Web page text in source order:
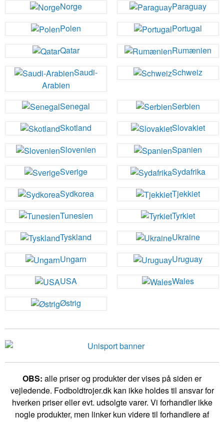
Norge
Paraguay
Polen
Portugal
Qatar
Rumænien
Saudi-
Arabien
Schweiz
Senegal
Serbien
Skotland
Slovakiet
Slovenien
Spanien
Sverige
Sydafrika
Sydkorea
Tjekkiet
Tunesien
Tyrkiet
Tyskland
Ukraine
Ungarn
Uruguay
USA
Wales
Østrig
OBS: alle priser og produkter der vises på siden er
vejledende. Fodboldtrojer.dk kan ikke holdes til ansvar for
hverken priser eller evt. udsolgte varer. Vi forhandler ikke
nogle produkter, men linker kun videre til forhandlere af